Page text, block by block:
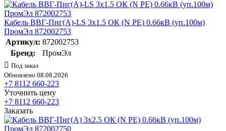
Кабель ВВГ-Пнг(А)-LS 3х1.5 ОК (N PE) 0.66кВ (уп.100м)
ПромЭл 872002753
Артикул: 872002753
Бренд:
ПромЭл
Под заказ
Обновлено 08.08.2026
+7 8112 660-223
Уточнить цену
+7 8112 660-223
Заказать